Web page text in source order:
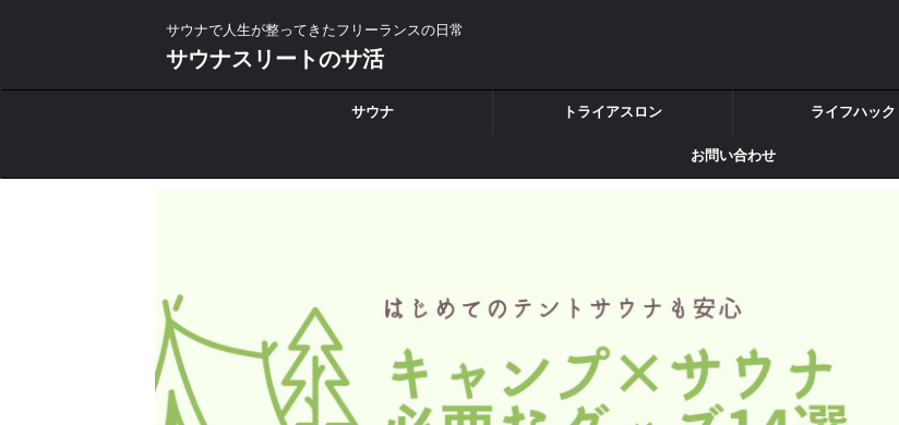
サウナで人生が整ってきたフリーランスの日常
サウナスリートのサ活
サウナ トライアスロン ライフハック
お問い合わせ